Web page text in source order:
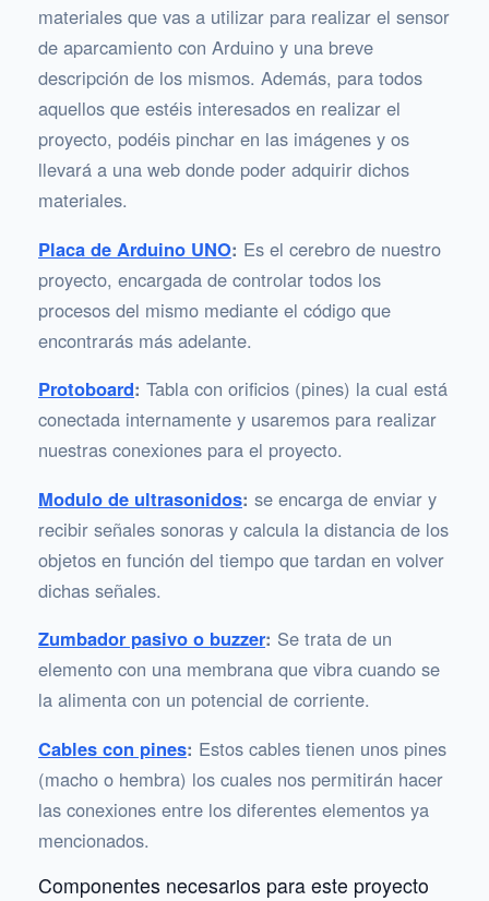
materiales que vas a utilizar para realizar el sensor
de aparcamiento con Arduino y una breve
descripción de los mismos. Además, para todos
aquellos que estéis interesados en realizar el
proyecto, podéis pinchar en las imágenes y os
llevará a una web donde poder adquirir dichos
materiales.
Placa de Arduino UNO: Es el cerebro de nuestro
proyecto, encargada de controlar todos los
procesos del mismo mediante el código que
encontrarás más adelante.
Protoboard: Tabla con orificios (pines) la cual está
conectada internamente y usaremos para realizar
nuestras conexiones para el proyecto.
Modulo de ultrasonidos: se encarga de enviar y
recibir señales sonoras y calcula la distancia de los
objetos en función del tiempo que tardan en volver
dichas señales.
Zumbador pasivo o buzzer: Se trata de un
elemento con una membrana que vibra cuando se
la alimenta con un potencial de corriente.
Cables con pines: Estos cables tienen unos pines
(macho o hembra) los cuales nos permitirán hacer
las conexiones entre los diferentes elementos ya
mencionados.
Componentes necesarios para este proyecto